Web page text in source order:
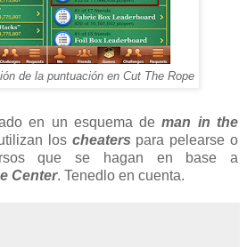
de la puntuación en Cut The Rope
en un esquema deman in the
los cheaters para pelearse o
que se hagan en base a
Center. Tenedlo en cuenta.